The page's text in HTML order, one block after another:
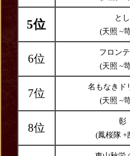
5位
とし
(天照 ~
6位
フロン
(天照 ~
7位
名もなきド
(天照 ~
8位
彰
(鳳桜隊 +